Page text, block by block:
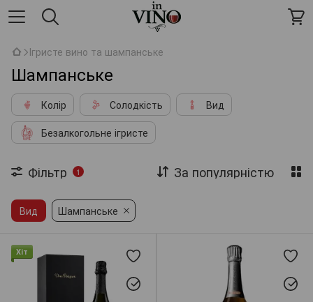
Ігристе вино та шампанське
Шампанське
Колір Солодкість
Вид
Безалкогольне ігристе
Фільтр 1 За популярністю
Вид Шампанське
Хіт